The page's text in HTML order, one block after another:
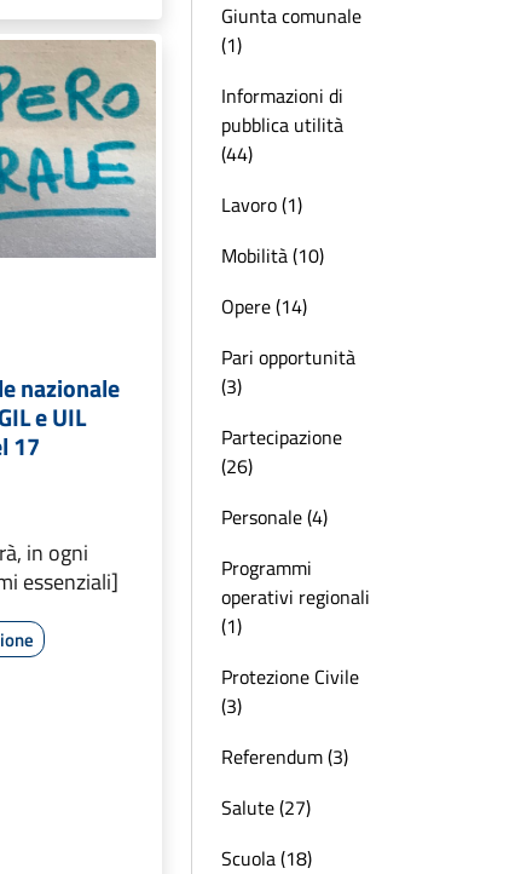
nazionale
e UIL
17
in ogni
essenziali]
Giunta comunale
(1)
Informazioni di
pubblica utilità
(44)
Lavoro (1)
Mobilità (10)
Opere (14)
Pari opportunità
(3)
Partecipazione
(26)
Personale (4)
Programmi
operativi regionali
(1)
Protezione Civile
(3)
Referendum (3)
Salute (27)
Scuola (18)